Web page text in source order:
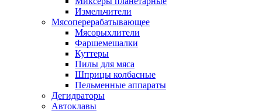
Измельчители
Мясоперерабатывающее
Мясорыхлители
Фаршемешалки
Куттеры
Пилы для мяса
Шприцы колбасные
Пельменные аппараты
Дегидраторы
Автоклавы